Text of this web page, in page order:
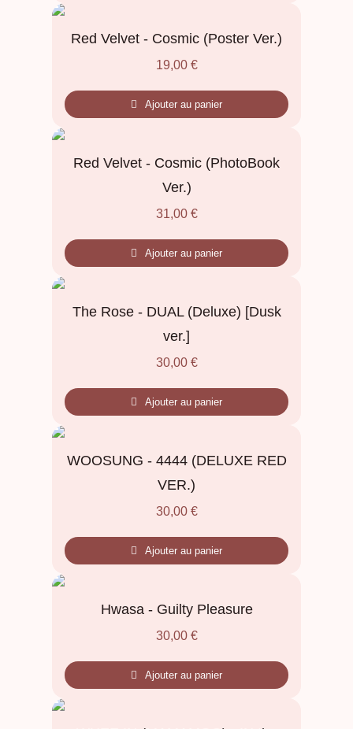
Red Velvet - Cosmic (Poster Ver.)
19,00 €
Ajouter au panier
Red Velvet - Cosmic (PhotoBook
Ver.)
31,00 €
Ajouter au panier
The Rose - DUAL (Deluxe) [Dusk
ver.]
30,00 €
Ajouter au panier
WOOSUNG - 4444 (DELUXE RED
VER.)
30,00 €
Ajouter au panier
Hwasa - Guilty Pleasure
30,00 €
Ajouter au panier